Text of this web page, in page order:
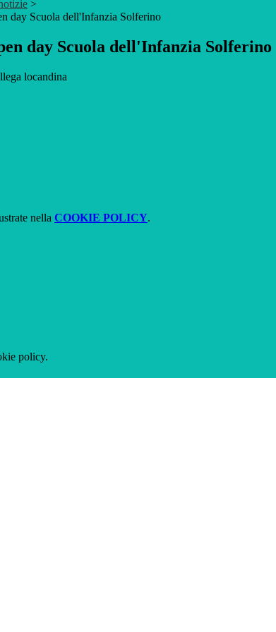
>
day Scuola dell'Infanzia Solferino
day Scuola dell'Infanzia Solferino
locandina
nella COOKIE POLICY.
policy.